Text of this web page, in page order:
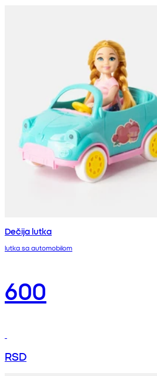
Dečija lutka
lutka sa automobilom
600
RSD